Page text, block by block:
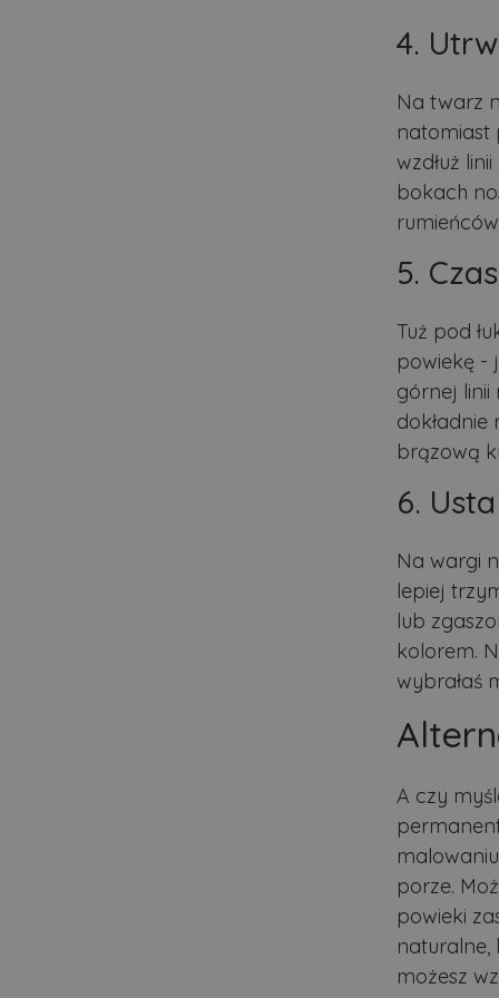
4.
Na twarz
natomiast
wzdłuż
bokach
5.
Tuż pod
powiekę -
górnej linii
brązową
6. Usta
Na wargi
lepiej
lub
kolorem.
wybrałaś
A czy
porze.
powieki
naturalne,
możesz
CookieScriptConsent
PHPSESSID
Nazwa
FCCDCF
Nazwa
__Secure-YNID
__Secure-
Polityce